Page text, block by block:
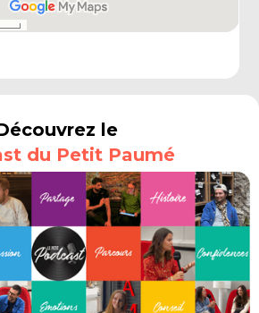
le
du Petit Paumé